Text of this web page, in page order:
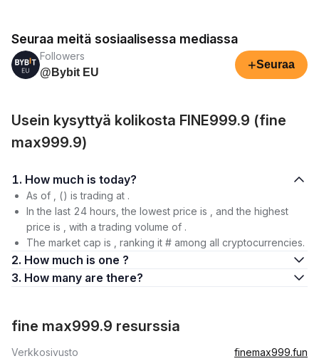
Seuraa meitä sosiaalisessa mediassa
Followers
@Bybit EU
+Seuraa
Usein kysyttyä kolikosta FINE999.9 (fine
max999.9)
1. How much is today?
As of , () is trading at .
In the last 24 hours, the lowest price is , and the highest
price is , with a trading volume of .
The market cap is , ranking it # among all cryptocurrencies.
2. How much is one ?
3. How many are there?
fine max999.9 resurssia
Verkkosivusto
finemax999.fun